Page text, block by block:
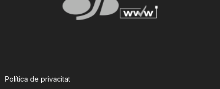
Política de privacitat